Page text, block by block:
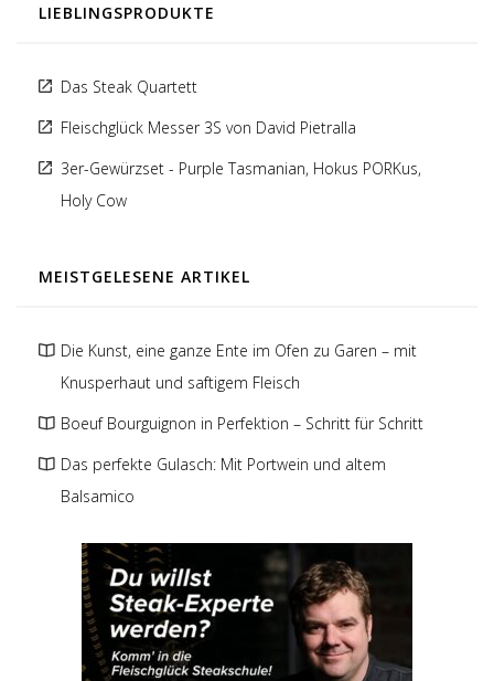
LIEBLINGSPRODUKTE
Das Steak Quartett
Fleischglück Messer 3S von David Pietralla
3er-Gewürzset - Purple Tasmanian, Hokus PORKus,
Holy Cow
MEISTGELESENE ARTIKEL
Die Kunst, eine ganze Ente im Ofen zu Garen – mit
Knusperhaut und saftigem Fleisch
Boeuf Bourguignon in Perfektion – Schritt für Schritt
Das perfekte Gulasch: Mit Portwein und altem
Balsamico